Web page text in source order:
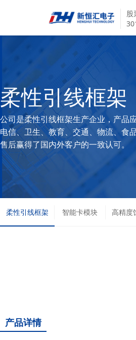
股
柔性引线框架
公司是柔性引线框架生产企业，产品
电信、卫生、教育、交通、物流、食
售后赢得了国内外客户的一致认可。
柔性引线框架 智能卡模块 高精度
产品详情